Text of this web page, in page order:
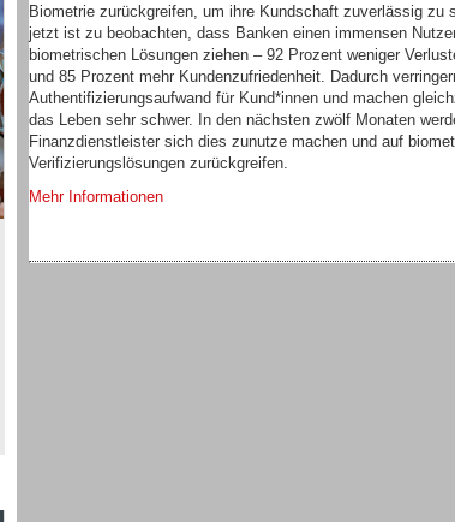
Biometrie zurückgreifen, um ihre Kundschaft zuverlässig zu
jetzt ist zu beobachten, dass Banken einen immensen
biometrischen Lösungen ziehen – 92 Prozent weniger
und 85 Prozent mehr Kundenzufriedenheit. Dadurch
Authentifizierungsaufwand für Kund*innen und machen
das Leben sehr schwer. In den nächsten zwölf Monaten
Finanzdienstleister sich dies zunutze machen und auf
Verifizierungslösungen zurückgreifen.
Mehr Informationen